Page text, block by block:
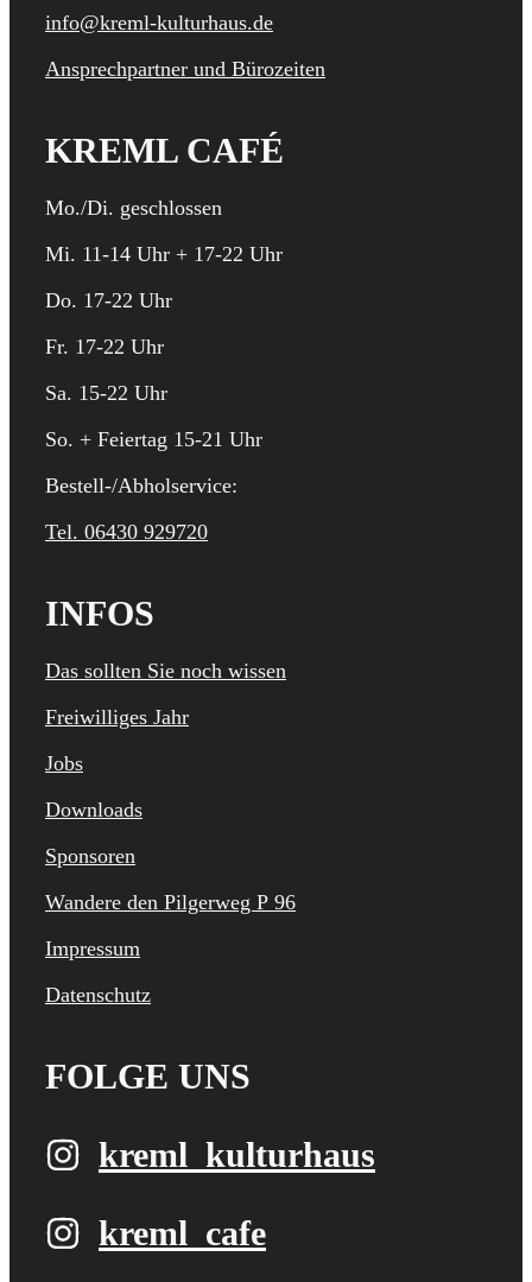
info@kreml-kulturhaus.de
Ansprechpartner und Bürozeiten
KREML CAFÉ
Mo./Di. geschlossen
Mi. 11-14 Uhr + 17-22 Uhr
Do. 17-22 Uhr
Fr. 17-22 Uhr
Sa. 15-22 Uhr
So. + Feiertag 15-21 Uhr
Bestell-/Abholservice:
Tel. 06430 929720
INFOS
Das sollten Sie noch wissen
Freiwilliges Jahr
Jobs
Downloads
Sponsoren
Wandere den Pilgerweg P 96
Impressum
Datenschutz
FOLGE UNS
kreml_kulturhaus
kreml_cafe